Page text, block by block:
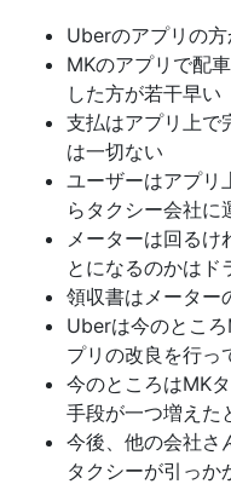
Uberのアプリの
MKのアプリで配
した方が若干早い
支払はアプリ上で
は一切ない
ユーザーはアプリ
らタクシー会社に
メーターは回るけ
とになるのかはド
領収書はメーター
Uberは今のとこ
プリの改良を行っ
今のところはMK
手段が一つ増えた
今後、他の会社さ
タクシーが引っか